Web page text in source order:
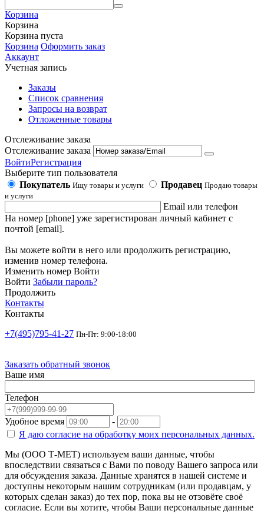
Корзина
Корзина
Корзина пуста
Корзина Оформить заказ
Аккаунт
Учетная запись
Заказы
Список сравнения
Запросы на возврат
Отложенные товары
Отслеживание заказа
Отслеживание заказа
ВойтиРегистрация
Выберите тип пользователя
Покупатель Ищу товары и услуги Продавец Продаю товары
и услуги
Email или телефон
На номер [phone] уже зарегистирован личный кабинет с
почтой [email].
Вы можете войти в него или продолжить регистрацию,
изменив номер телефона.
Изменить номер Войти
Войти Забыли пароль?
Продолжить
Контакты
Контакты
+7(495)795-41-27 Пн-Пт: 9:00-18:00
Заказать обратный звонок
Ваше имя
Телефон
Удобное время
-
Я даю согласие на обработку моих персональных данных.
Мы (ООО Т-МЕТ) используем ваши данные, чтобы
впоследствии связаться с Вами по поводу Вашего запроса или
для обсуждения заказа. Данные хранятся в нашей системе и
доступны некоторым нашим сотрудникам (или продавцам, у
которых сделан заказ) до тех пор, пока вы не отзовёте своё
согласие. Если вы хотите, чтобы Ваши персональные данные